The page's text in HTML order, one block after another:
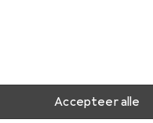
Accepteer alle